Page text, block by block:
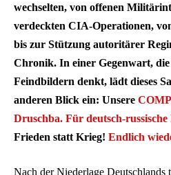
wechselten, von offenen
verdeckten CIA-Operationen,
bis zur Stützung autoritärer
Chronik. In einer Gegenwart,
Feindbildern denkt, lädt dieses
anderen Blick ein: Unsere
Druschba. Für deutsch-
Frieden statt Krieg! Endlich
Nach der Niederlage Deutschlands